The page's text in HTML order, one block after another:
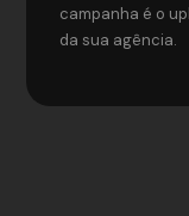
campanha é o
da sua agência.